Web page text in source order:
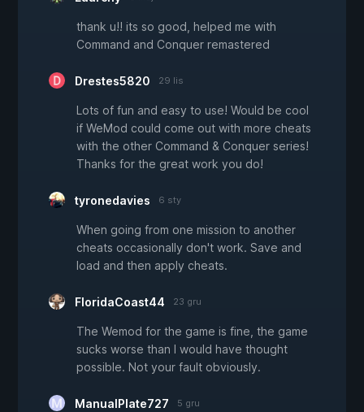
thank u!! its so good, helped me with
Command and Conquer remastered
Drestes5820 29 lis
Lots of fun and easy to use! Would be cool
if WeMod could come out with more cheats
with the other Command & Conquer series!
Thanks for the great work you do!
tyronedavies 6 sty
When going from one mission to another
cheats occasionally don't work. Save and
load and then apply cheats.
FloridaCoast44 23 gru
The Wemod for the game is fine, the game
sucks worse than I would have thought
possible. Not your fault obviously.
ManualPlate727 5 gru